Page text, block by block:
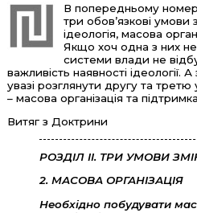
В попередньому
три обов’язкові
ідеологія, масова
Якщо хоч одна з них
системи влади не
важливість наявності ідеології.
увазі розглянути другу та
– масова організація та
Витяг з Доктрини
РОЗДІЛ II. ТРИ УМОВИ
2. МАСОВА ОРГАНІЗАЦІЯ
Необхідно побудувати